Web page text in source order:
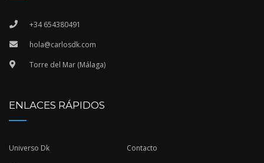
+34 654380491
hola@carlosdk.com
Torre del Mar (Málaga)
ENLACES RÁPIDOS
Universo Dk Contacto